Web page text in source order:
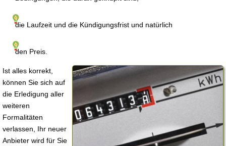
die Laufzeit und die Kündigungsfrist und natürlich
den Preis.
Ist alles korrekt,
können Sie sich auf
die Erledigung aller
weiteren
Formalitäten
verlassen, Ihr neuer
Anbieter wird für Sie